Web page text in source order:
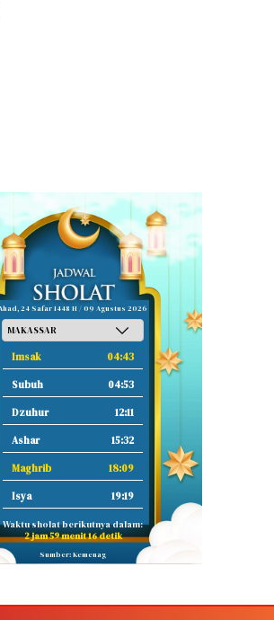
24 Safar 1448 H / 09 Agustus 2026
Imsak 04:43
Subuh 04:53
Dzuhur 12:11
Ashar 15:32
Maghrib 18:09
Isya 19:19
Waktu sholat berikutnya dalam:
2 jam 59 menit 15 detik
Sumber: Kemenag